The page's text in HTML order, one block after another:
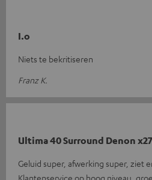
I.o
Niets te bekritiseren
Franz K.
Ultima 40 Surround Denon
Geluid super, afwerking super, ziet
Klantenservice op hoog niveau,